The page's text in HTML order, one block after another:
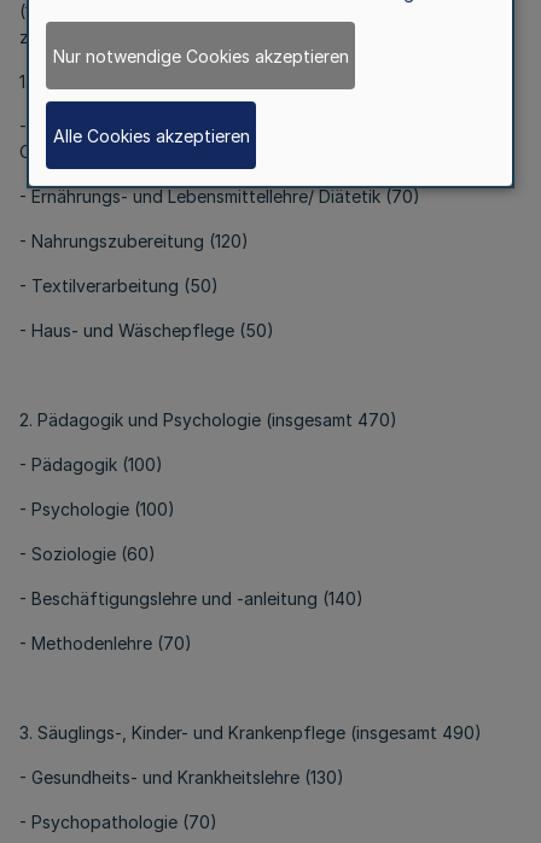
(1) Dem theoretischen Unterricht ist folgende Stundentafel
zugrunde zu legen:
1. Hauswirtschaft (insgesamt 360)
- Wirtschaftslehre des Haushalts / Betriebs- und
Organisationslehre (70)
- Ernährungs- und Lebensmittellehre/ Diätetik (70)
- Nahrungszubereitung (120)
- Textilverarbeitung (50)
- Haus- und Wäschepflege (50)
2. Pädagogik und Psychologie (insgesamt 470)
- Pädagogik (100)
- Psychologie (100)
- Soziologie (60)
- Beschäftigungslehre und -anleitung (140)
- Methodenlehre (70)
3. Säuglings-, Kinder- und Krankenpflege (insgesamt 490)
- Gesundheits- und Krankheitslehre (130)
- Psychopathologie (70)
Nur notwendige Cookies akzeptieren
Alle Cookies akzeptieren